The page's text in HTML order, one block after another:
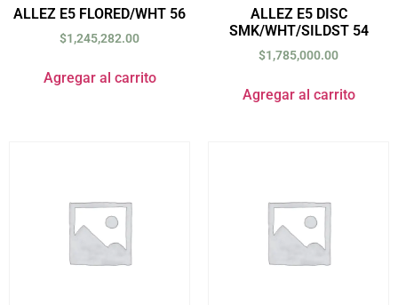
ALLEZ E5 FLORED/WHT 56
$1,245,282.00
Agregar al carrito
ALLEZ E5 DISC
SMK/WHT/SILDST 54
$1,785,000.00
Agregar al carrito